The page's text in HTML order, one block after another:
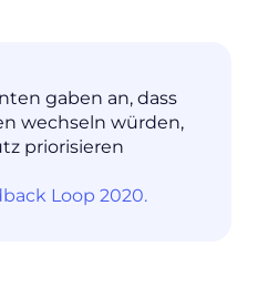
gaben an, dass
wechseln würden,
priorisieren
Loop 2020.